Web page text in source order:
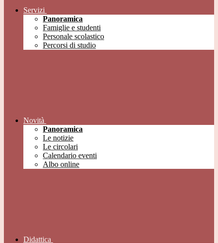
Servizi
Panoramica
Famiglie e studenti
Personale scolastico
Percorsi di studio
Novità
Panoramica
Le notizie
Le circolari
Calendario eventi
Albo online
Didattica